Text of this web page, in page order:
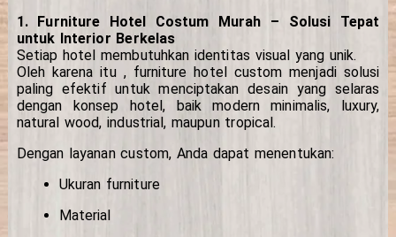
1. Furniture Hotel Costum Murah – Solusi Tepat
untuk Interior Berkelas
Setiap hotel membutuhkan identitas visual yang unik.
Oleh karena itu , furniture hotel custom menjadi solusi
paling efektif untuk menciptakan desain yang selaras
dengan konsep hotel, baik modern minimalis, luxury,
natural wood, industrial, maupun tropical.
Dengan layanan custom, Anda dapat menentukan:
Ukuran furniture
Material